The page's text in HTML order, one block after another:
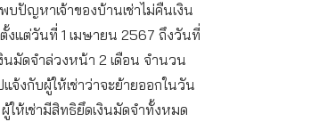
บปัญหาเจ้าของบ้านเช่าไม่คืนเงิน
งแต่วันที่ 1 เมษายน 2567 ถึงวันที่
นมัดจำล่วงหน้า 2 เดือน จำนวน
จ้งกับผู้ให้เช่าว่าจะย้ายออกในวัน
ห้เช่ามีสิทธิยึดเงินมัดจำทั้งหมด